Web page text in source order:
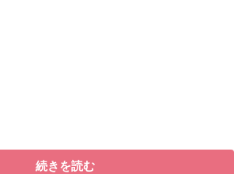
』と呼ばれる太ももとお尻の境目の溝が
続きを読む